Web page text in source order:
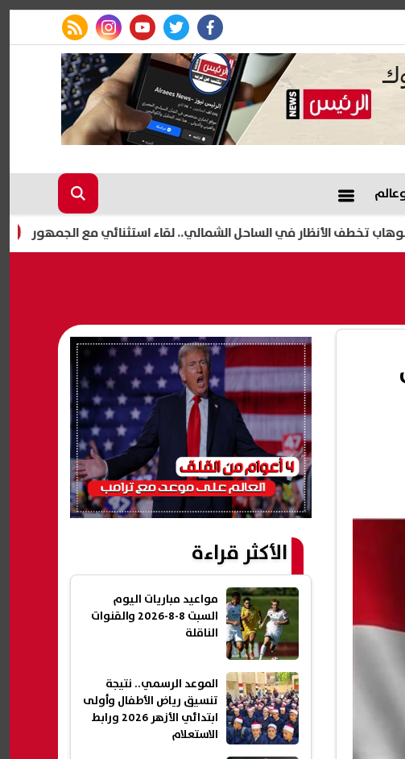
facebook
twitter
youtube
instagram
rss feed
الأنظار في الساحل الشمالي.. لقاء استثنائي مع الجمهور
الأكثر قراءة
مواعيد مباريات اليوم
السبت 8-8-2026 والقنوات
الناقلة
الموعد الرسمي.. نتيجة
تنسيق رياض الأطفال وأولى
ابتدائي الأزهر 2026 ورابط
الاستعلام